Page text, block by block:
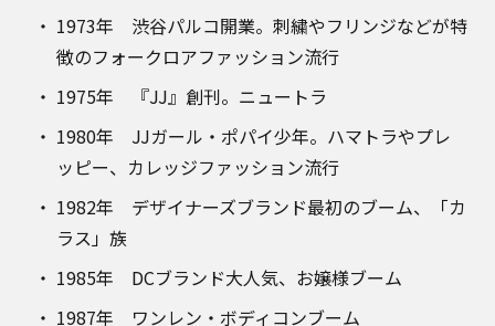
1973年 渋谷パルコ開業。刺繍やフリンジなどが特
徴のフォークロアファッション流行
1975年 『JJ』創刊。ニュートラ
1980年 JJガール・ポパイ少年。ハマトラやプレ
ッピー、カレッジファッション流行
1982年 デザイナーズブランド最初のブーム、「カ
ラス」族
1985年 DCブランド大人気、お嬢様ブーム
1987年 ワンレン・ボディコンブーム